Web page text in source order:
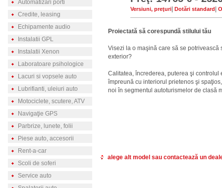
Automatizari porti
Credite, leasing
Echipamente audio
Instalatii GPL
Instalatii Xenon
Laboratoare psihologice
Lacuri si vopsele auto
Lubrifianti, uleiuri auto
Motociclete, scutere, ATV
Navigaţie GPS
Parbrize, lunete, folii
Piese auto, accesorii
Rent-a-car
Scoli de soferi
Service auto
Versiuni, preţuri Dotări standard
Proiectată să corespundă stilului tău
Visezi la o maşină care să se potrivească
exterior?
Calitatea, încrederea, puterea şi controlul
împreună cu interiorul prietenos şi
noi în segmentul autoturismelor de clasă
alege alt model sau contactează un